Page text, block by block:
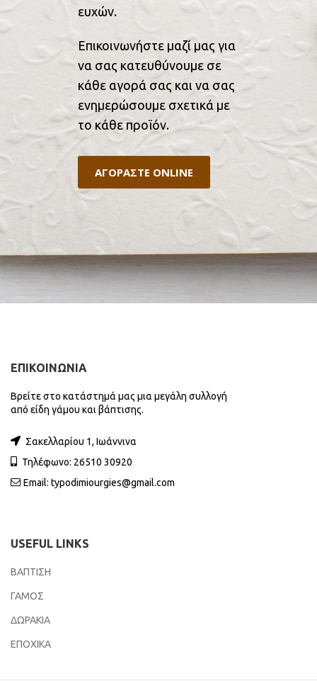
ευχών.
Επικοινωνήστε μαζί μας για
να σας κατευθύνουμε σε
κάθε αγορά σας και να σας
ενημερώσουμε σχετικά με
το κάθε προϊόν.
ΑΓΟΡΑΣΤΕ ONLINE
ΕΠΙΚΟΙΝΩΝΙΑ
Βρείτε στο κατάστημά μας μια μεγάλη συλλογή
από είδη γάμου και βάπτισης.
Σακελλαρίου 1, Ιωάννινα
Τηλέφωνο: 26510 30920
Email: typodimiourgies@gmail.com
USEFUL LINKS
ΒΑΠΤΙΣΗ
ΓΑΜΟΣ
ΔΩΡΑΚΙΑ
ΕΠΟΧΙΚΑ